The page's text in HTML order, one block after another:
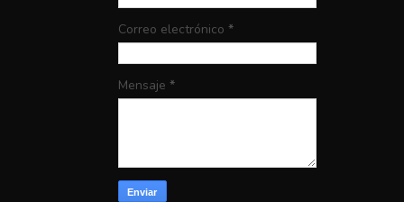
Correo electrónico *
Mensaje *